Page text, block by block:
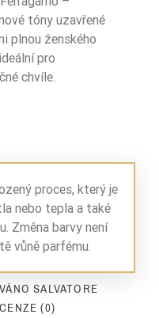
tóny uzavřené
plnou ženského
pro
chvíle.
proces, který je
nebo tepla a také
Změna barvy není
vůně parfému.
SALVATORE
(0)